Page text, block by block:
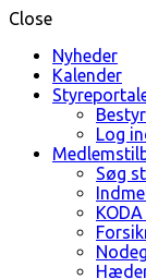
Close
Nyheder
Kalender
Log
Søg